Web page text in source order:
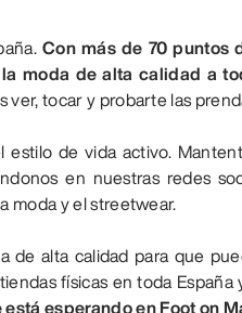
Con más de 70 puntos
moda de alta calidad a
tocar y probarte las
de vida activo.
en nuestras redes
moda y el streetwear.
de alta calidad para que
físicas en toda
esperando en Foot on